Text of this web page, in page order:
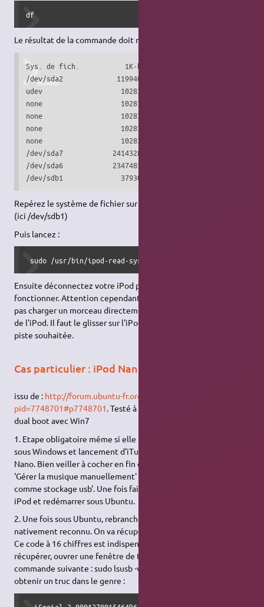
df
Le résultat de la commande doit ressembler à cela :
Sys. de fich.           1K-blocs       Occupé Disponible
/dev/sda2             11994012   4590680   6794068  41% /
udev                   1028380       300   1028080   1% /
none                   1028380      2200   1026180   1% /
none                   1028380       124   1028256   1% /
none                   1028380         0   1028380   0% /
none                   1028380         0   1028380   0%
/dev/sda7            241432816  31792124 209640692  14% /
/dev/sda6            234748568  52624480 175025692  24% /
/dev/sdb1              3793036    127960   3665076   4% /
Repérez le système de fichier sur lequel est monté votre iPod
(ici /dev/sdb1)
Puis lancez :
sudo /usr/bin/ipod-read-sysinfo-extended /dev/sdb1 /
Ensuite déconnectez votre iPod puis reconnectez-le ça devrait
fonctionner. Attention cependant, j'ai remarqué qu'on ne peut
pas charger un morceau directement vers une piste de lecture
de l'iPod. Il faut le glisser sur l'iPod, puis glisser de l'iPod vers la
piste souhaitée.
Cas particulier : iPod Nano 5G
issu de : http://forum.ubuntu-fr.org/viewtopic.php?
pid=7748701#p7748701. Testé à partir de Ubuntu 11.10 en
dual boot avec Win7
1. Etape obligatoire même si elle est toujours pénible : boot
sous Windows et lancement d'iTunes afin de réinitialiser l'iPod
Nano. Bien veiller à cocher en fin de procédure les deux options
'Gérer la musique manuellement' et 'Permettre l'utilisation
comme stockage usb'. Une fois fait, vous pouvez éjecter votre
iPod et redémarrer sous Ubuntu.
2. Une fois sous Ubuntu, rebrancher votre iPod. Sous 11.10 il est
nativement reconnu. On va récupérer le FirewireGuid de l'iPod.
Ce code à 16 chiffres est indispensable pour la suite. Pour le
récupérer, ouvrer une fenêtre de terminal puis taper la
commande suivante : sudo lsusb -v | grep -i Serial Vous devriez
obtenir un truc dans le genre :